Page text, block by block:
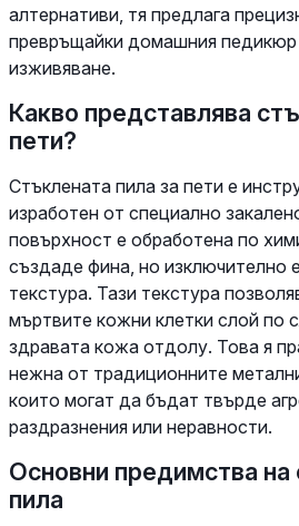
алтернативи, тя предлага
превръщайки домашния педикюр
изживяване.
Какво представлява
пети?
Стъклената пила за пети е
изработен от специално
повърхност е обработена по
създаде фина, но изключително
текстура. Тази текстура
мъртвите кожни клетки слой по
здравата кожа отдолу. Това я
нежна от традиционните
които могат да бъдат твърде
раздразнения или неравности.
Основни предимства на
пила